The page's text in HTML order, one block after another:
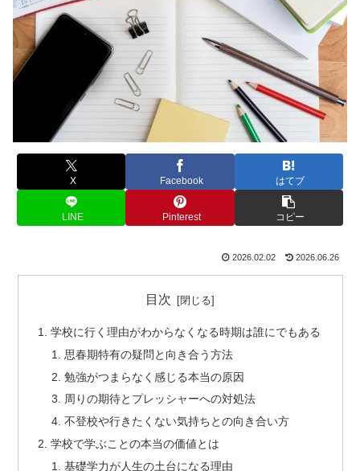
X Facebook はてブ
LINE Pinterest コピー
2026.02.02 2026.06.26
目次
学校に行く理由がわからなくなる時期は誰にでもある
思春期特有の疑問と向き合う方法
勉強がつまらなく感じる本当の原因
周りの期待とプレッシャーへの対処法
不登校や行きたくない気持ちとの向き合い方
学校で学ぶことの本当の価値とは
基礎学力が人生の土台になる理由